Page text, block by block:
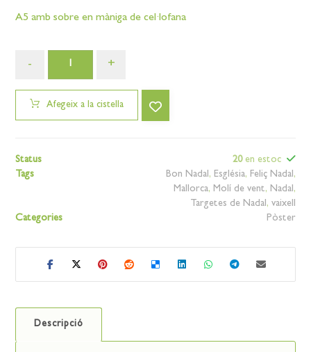
A5 amb sobre en màniga de cel·lofana
- +
Afegeix a la cistella
Status 20en estoc
Tags
Bon Nadal, Església, Feliç Nadal,
Mallorca, Molí de vent, Nadal,
Targetes de Nadal, vaixell
Categories
Pòster
Descripció